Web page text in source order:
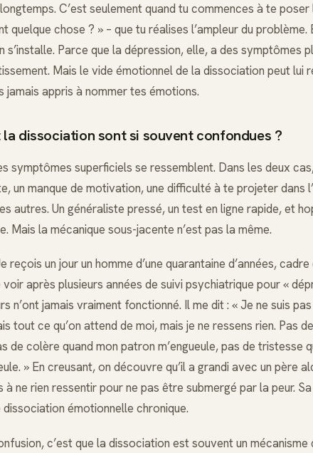
C’est seulement quand tu commences à te poser
quelque chose ? » – que tu réalises l’ampleur du problème.
Parce que la dépression, elle, a des symptômes
Mais le vide émotionnel de la dissociation peut lui
appris à nommer tes émotions.
dissociation sont si souvent confondues ?
symptômes superficiels se ressemblent. Dans les deux
un manque de motivation, une difficulté à te projeter dans
autres. Un généraliste pressé, un test en ligne rapide, et
Mais la mécanique sous-jacente n’est pas la même.
reçois un jour un homme d’une quarantaine d’années,
après plusieurs années de suivi psychiatrique pour «
n’ont jamais vraiment fonctionné. Il me dit : « Je ne suis
tout ce qu’on attend de moi, mais je ne ressens rien. Pas
de colère quand mon patron m’engueule, pas de tristesse
» En creusant, on découvre qu’il a grandi avec un père
ne rien ressentir pour ne pas être submergé par la peur.
dissociation émotionnelle chronique.
c’est que la dissociation est souvent un mécanisme